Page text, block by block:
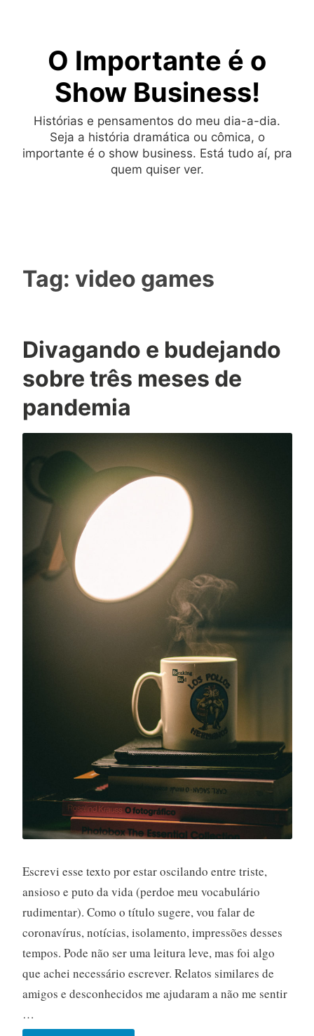
O Importante é o
Show Business!
Histórias e pensamentos do meu dia-a-dia.
Seja a história dramática ou cômica, o
importante é o show business. Está tudo aí, pra
quem quiser ver.
Tag: video games
Divagando e budejando
sobre três meses de
pandemia
Escrevi esse texto por estar oscilando entre triste,
ansioso e puto da vida (perdoe meu vocabulário
rudimentar). Como o título sugere, vou falar de
coronavírus, notícias, isolamento, impressões desses
tempos. Pode não ser uma leitura leve, mas foi algo
que achei necessário escrever. Relatos similares de
amigos e desconhecidos me ajudaram a não me sentir
…